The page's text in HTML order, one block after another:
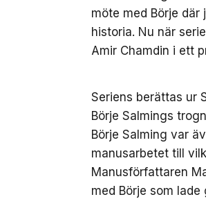
möte med Börje där
historia. Nu när
Amir Chamdin i ett
Seriens berättas ur
Börje Salmings
Börje Salming var
manusarbetet till
Manusförfattaren
med Börje som